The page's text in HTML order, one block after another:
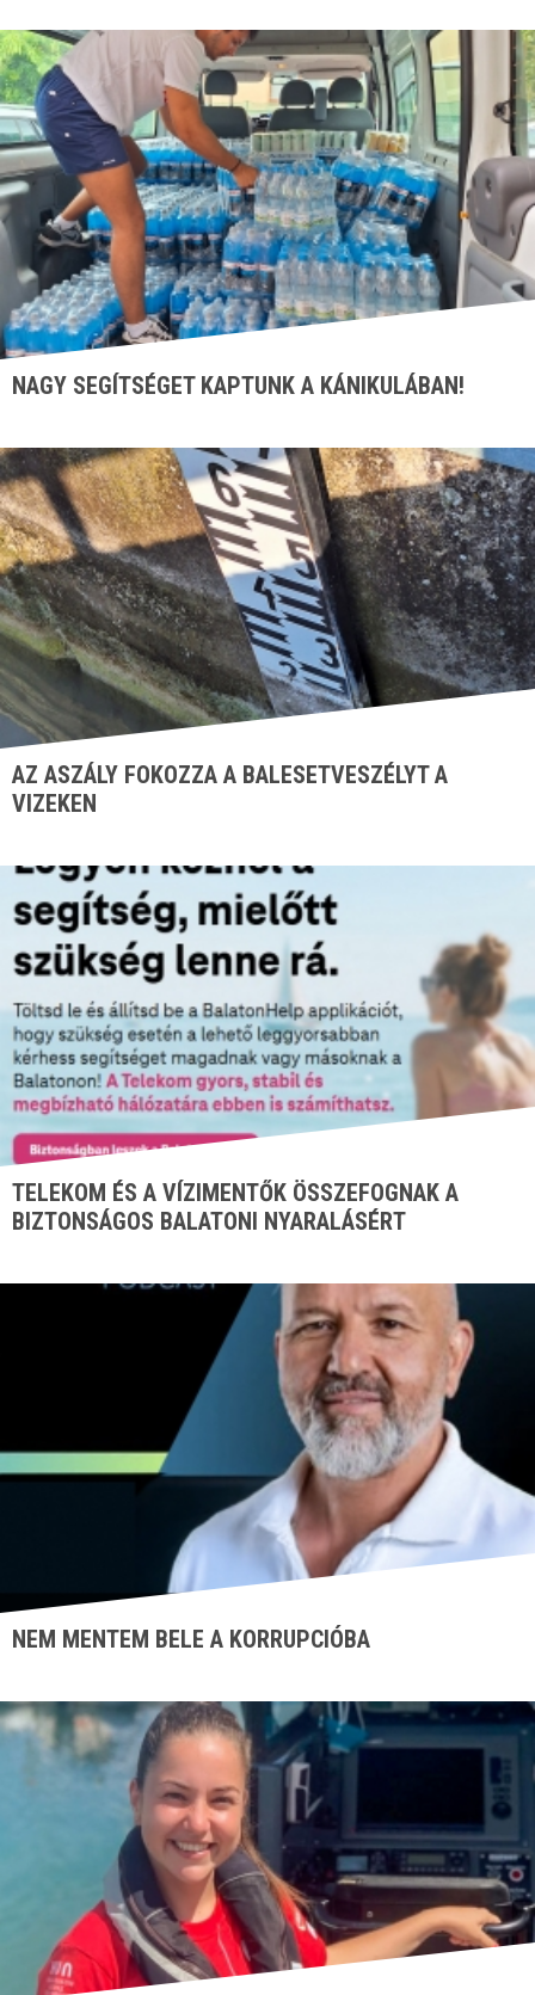
NAGY SEGÍTSÉGET KAPTUNK A KÁNIKULÁBAN!
AZ ASZÁLY FOKOZZA A BALESETVESZÉLYT A
VIZEKEN
TELEKOM ÉS A VÍZIMENTŐK ÖSSZEFOGNAK A
BIZTONSÁGOS BALATONI NYARALÁSÉRT
NEM MENTEM BELE A KORRUPCIÓBA